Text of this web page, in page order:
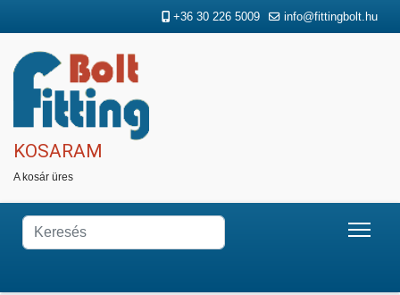
+36 30 226 5009 info@fittingbolt.hu
KOSARAM
A kosár üres